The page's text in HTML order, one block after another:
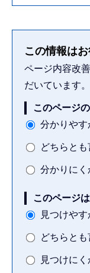
この情報は
ページ内容改
だいています。
このページ
分かりやす
どちらと
分かりにく
このページ
見つけやす
どちらと
見つけにく